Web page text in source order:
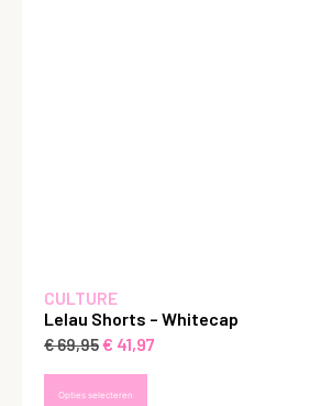
CULTURE
Lelau Shorts – Whitecap
€69,95€ 41,97
Opties selecteren